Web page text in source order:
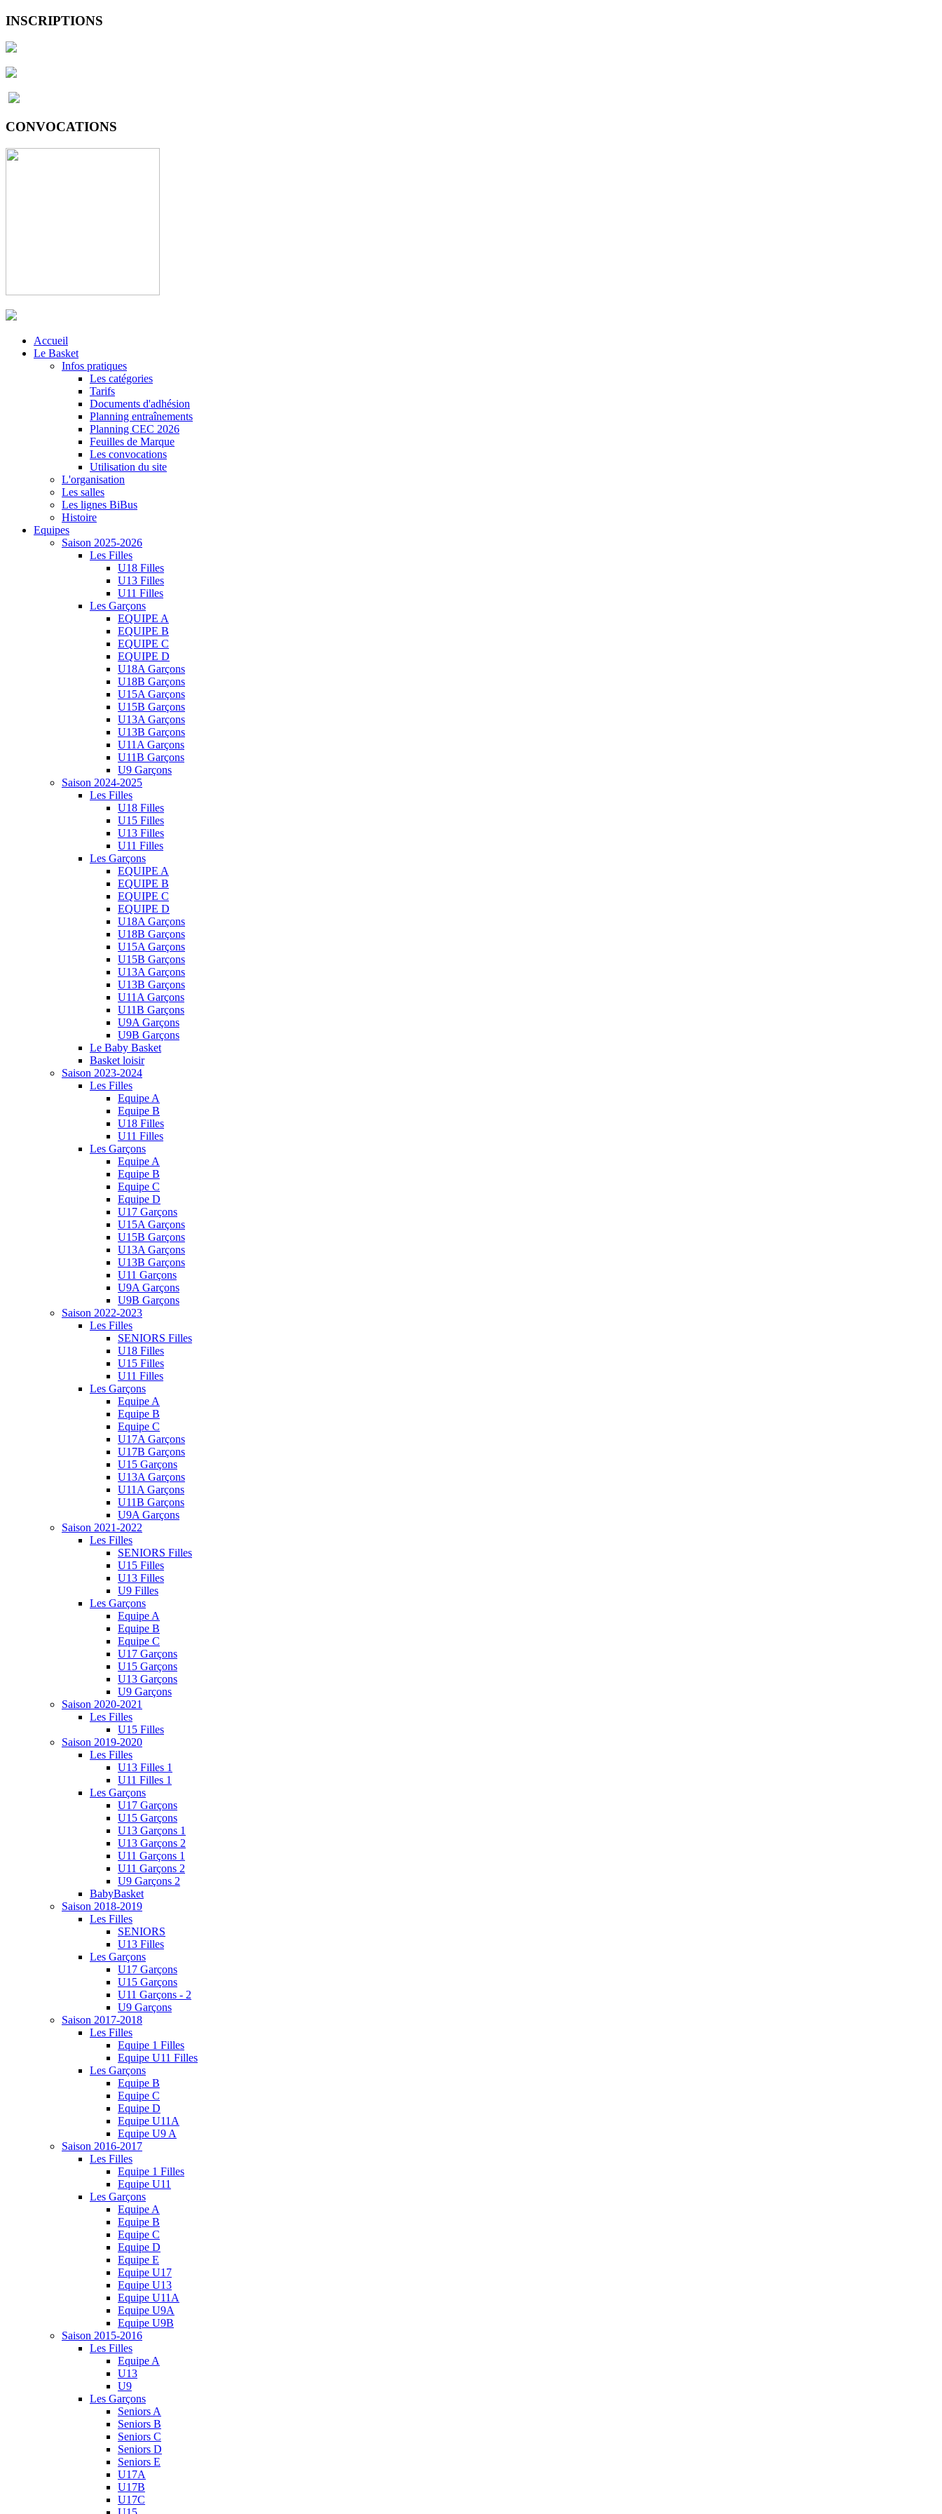
INSCRIPTIONS
CONVOCATIONS
Accueil
Le Basket
Infos pratiques
Les catégories
Tarifs
Documents d'adhésion
Planning entraînements
Planning CEC 2026
Feuilles de Marque
Les convocations
Utilisation du site
L'organisation
Les salles
Les lignes BiBus
Histoire
Equipes
Saison 2025-2026
Les Filles
U18 Filles
U13 Filles
U11 Filles
Les Garçons
EQUIPE A
EQUIPE B
EQUIPE C
EQUIPE D
U18A Garçons
U18B Garçons
U15A Garçons
U15B Garçons
U13A Garçons
U13B Garçons
U11A Garçons
U11B Garçons
U9 Garçons
Saison 2024-2025
Les Filles
U18 Filles
U15 Filles
U13 Filles
U11 Filles
Les Garçons
EQUIPE A
EQUIPE B
EQUIPE C
EQUIPE D
U18A Garçons
U18B Garçons
U15A Garçons
U15B Garçons
U13A Garçons
U13B Garçons
U11A Garçons
U11B Garçons
U9A Garçons
U9B Garçons
Le Baby Basket
Basket loisir
Saison 2023-2024
Les Filles
Equipe A
Equipe B
U18 Filles
U11 Filles
Les Garçons
Equipe A
Equipe B
Equipe C
Equipe D
U17 Garçons
U15A Garçons
U15B Garçons
U13A Garçons
U13B Garçons
U11 Garçons
U9A Garçons
U9B Garçons
Saison 2022-2023
Les Filles
SENIORS Filles
U18 Filles
U15 Filles
U11 Filles
Les Garçons
Equipe A
Equipe B
Equipe C
U17A Garçons
U17B Garçons
U15 Garçons
U13A Garçons
U11A Garçons
U11B Garçons
U9A Garçons
Saison 2021-2022
Les Filles
SENIORS Filles
U15 Filles
U13 Filles
U9 Filles
Les Garçons
Equipe A
Equipe B
Equipe C
U17 Garçons
U15 Garçons
U13 Garçons
U9 Garçons
Saison 2020-2021
Les Filles
U15 Filles
Saison 2019-2020
Les Filles
U13 Filles 1
U11 Filles 1
Les Garçons
U17 Garçons
U15 Garçons
U13 Garçons 1
U13 Garçons 2
U11 Garçons 1
U11 Garçons 2
U9 Garçons 2
BabyBasket
Saison 2018-2019
Les Filles
SENIORS
U13 Filles
Les Garçons
U17 Garçons
U15 Garçons
U11 Garçons - 2
U9 Garçons
Saison 2017-2018
Les Filles
Equipe 1 Filles
Equipe U11 Filles
Les Garçons
Equipe B
Equipe C
Equipe D
Equipe U11A
Equipe U9 A
Saison 2016-2017
Les Filles
Equipe 1 Filles
Equipe U11
Les Garçons
Equipe A
Equipe B
Equipe C
Equipe D
Equipe E
Equipe U17
Equipe U13
Equipe U11A
Equipe U9A
Equipe U9B
Saison 2015-2016
Les Filles
Equipe A
U13
U9
Les Garçons
Seniors A
Seniors B
Seniors C
Seniors D
Seniors E
U17A
U17B
U17C